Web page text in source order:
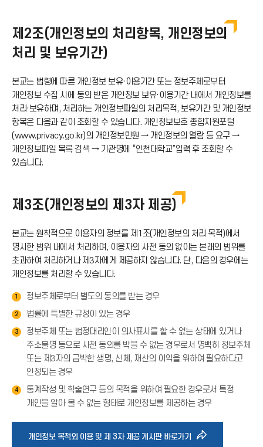
제2조(개인정보의 처리항목, 개인정보의
처리 및 보유기간)
본교는 법령에 따른 개인정보 보유·이용기간 또는 정보주체로부터
개인정보 수집 시에 동의 받은 개인정보 보유·이용기간 내에서 개인정보를
처리·보유하며, 처리하는 개인정보파일의 처리목적, 보유기간 및 개인정보
항목은 다음과 같이 조회할 수 있습니다. 개인정보보호 종합지원포털
(www.privacy.go.kr)의 개인정보민원 → 개인정보의 열람 등 요구 →
개인정보파일 목록 검색 → 기관명에 “인천대학교”입력 후 조회할 수
있습니다.
제3조(개인정보의 제3자 제공)
본교는 원칙적으로 이용자의 정보를 제1조(개인정보의 처리 목적)에서
명시한 범위 내에서 처리하며, 이용자의 사전 동의 없이는 본래의 범위를
초과하여 처리하거나 제3자에게 제공하지 않습니다. 단, 다음의 경우에는
개인정보를 처리할 수 있습니다.
1 정보주체로부터 별도의 동의를 받는 경우
2 법률에 특별한 규정이 있는 경우
3
정보주체 또는 법정대리인이 의사표시를 할 수 없는 상태에 있거나
주소불명 등으로 사전 동의를 박을 수 없는 경우로서 명백히 정보주체
또는 제3자의 급박한 생명, 신체, 재산의 이익을 위하여 필요하다고
인정되는 경우
4
통계작성 및 학술연구 등의 목적을 위하여 필요한 경우로서 특정
개인을 알아 볼 수 없는 형태로 개인정보를 제공하는 경우
개인정보 목적외 이용 및 제 3자 제공 게시판 바로가기 바